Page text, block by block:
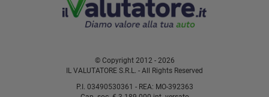
© Copyright 2012 - 2026
IL VALUTATORE S.R.L. - All Rights Reserved
P.I. 03490530361 - REA: MO-392363